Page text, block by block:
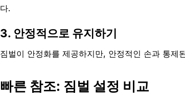
다.
3. 안정적으로 유지하기
짐벌이 안정화를 제공하지만, 안정적인 손과 통제
빠른 참조: 짐벌 설정 비교